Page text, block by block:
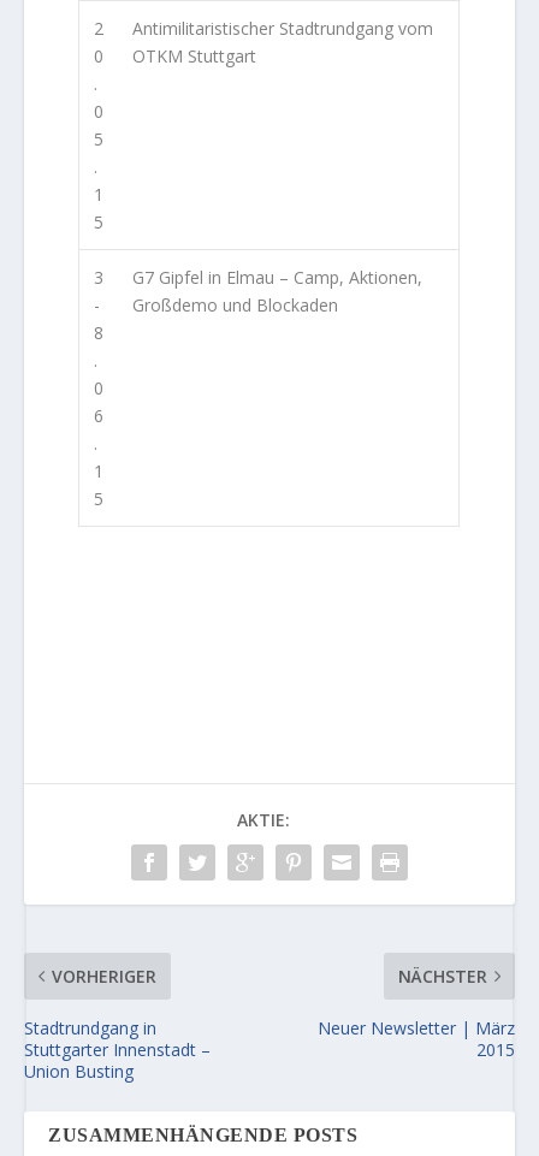
2
0
.
0
5
.
1
5
Antimilitaristischer Stadtrundgang vom
OTKM Stuttgart
3
-
8
.
0
6
.
1
5
G7 Gipfel in Elmau – Camp, Aktionen,
Großdemo und Blockaden
AKTIE:
VORHERIGER
Stadtrundgang in
Stuttgarter Innenstadt –
Union Busting
NÄCHSTER
Neuer Newsletter | März
2015
ZUSAMMENHÄNGENDE POSTS